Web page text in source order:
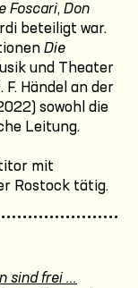
Foscari, Don
beteiligt war.
Die
und Theater
F. Händel an der
sowohl die
Leitung.
mit
Rostock tätig.
sind frei ...